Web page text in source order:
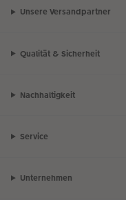
Unsere Versandpartner
Qualität & Sicherheit
Nachhaltigkeit
Service
Unternehmen